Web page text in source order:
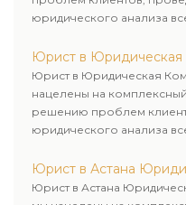
юридического анализа
Юрист в Юридическая
Юрист в Юридическая
нацелены на
решению проблем
юридического анализа
Юрист в Астана
Юрист в Астана